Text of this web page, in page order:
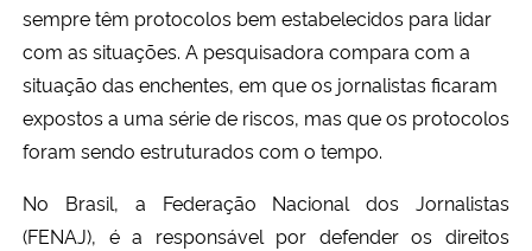
sempre têm protocolos bem estabelecidos para lidar
com as situações. A pesquisadora compara com a
situação das enchentes, em que os jornalistas ficaram
expostos a uma série de riscos, mas que os protocolos
foram sendo estruturados com o tempo.
No Brasil, a Federação Nacional dos Jornalistas
(FENAJ), é a responsável por defender os direitos